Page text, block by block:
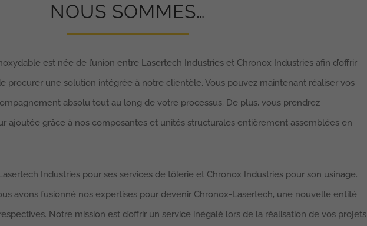
NOUS SOMMES…
est née de l’union entre Lasertech Industries et Chronox Industries afin d’offrir
procurer une solution intégrée à notre clientèle. Vous pouvez maintenant réaliser vos
absolu tout au long de votre processus. De plus, vous prendrez
ajoutée grâce à nos composantes et unités structurales entièrement assemblées en
Industries pour ses services de tôlerie et Chronox Industries pour son usinage.
avons fusionné nos expertises pour devenir Chronox-Lasertech, une nouvelle entité
Notre mission est d’offrir un service inégalé lors de la réalisation de vos projets